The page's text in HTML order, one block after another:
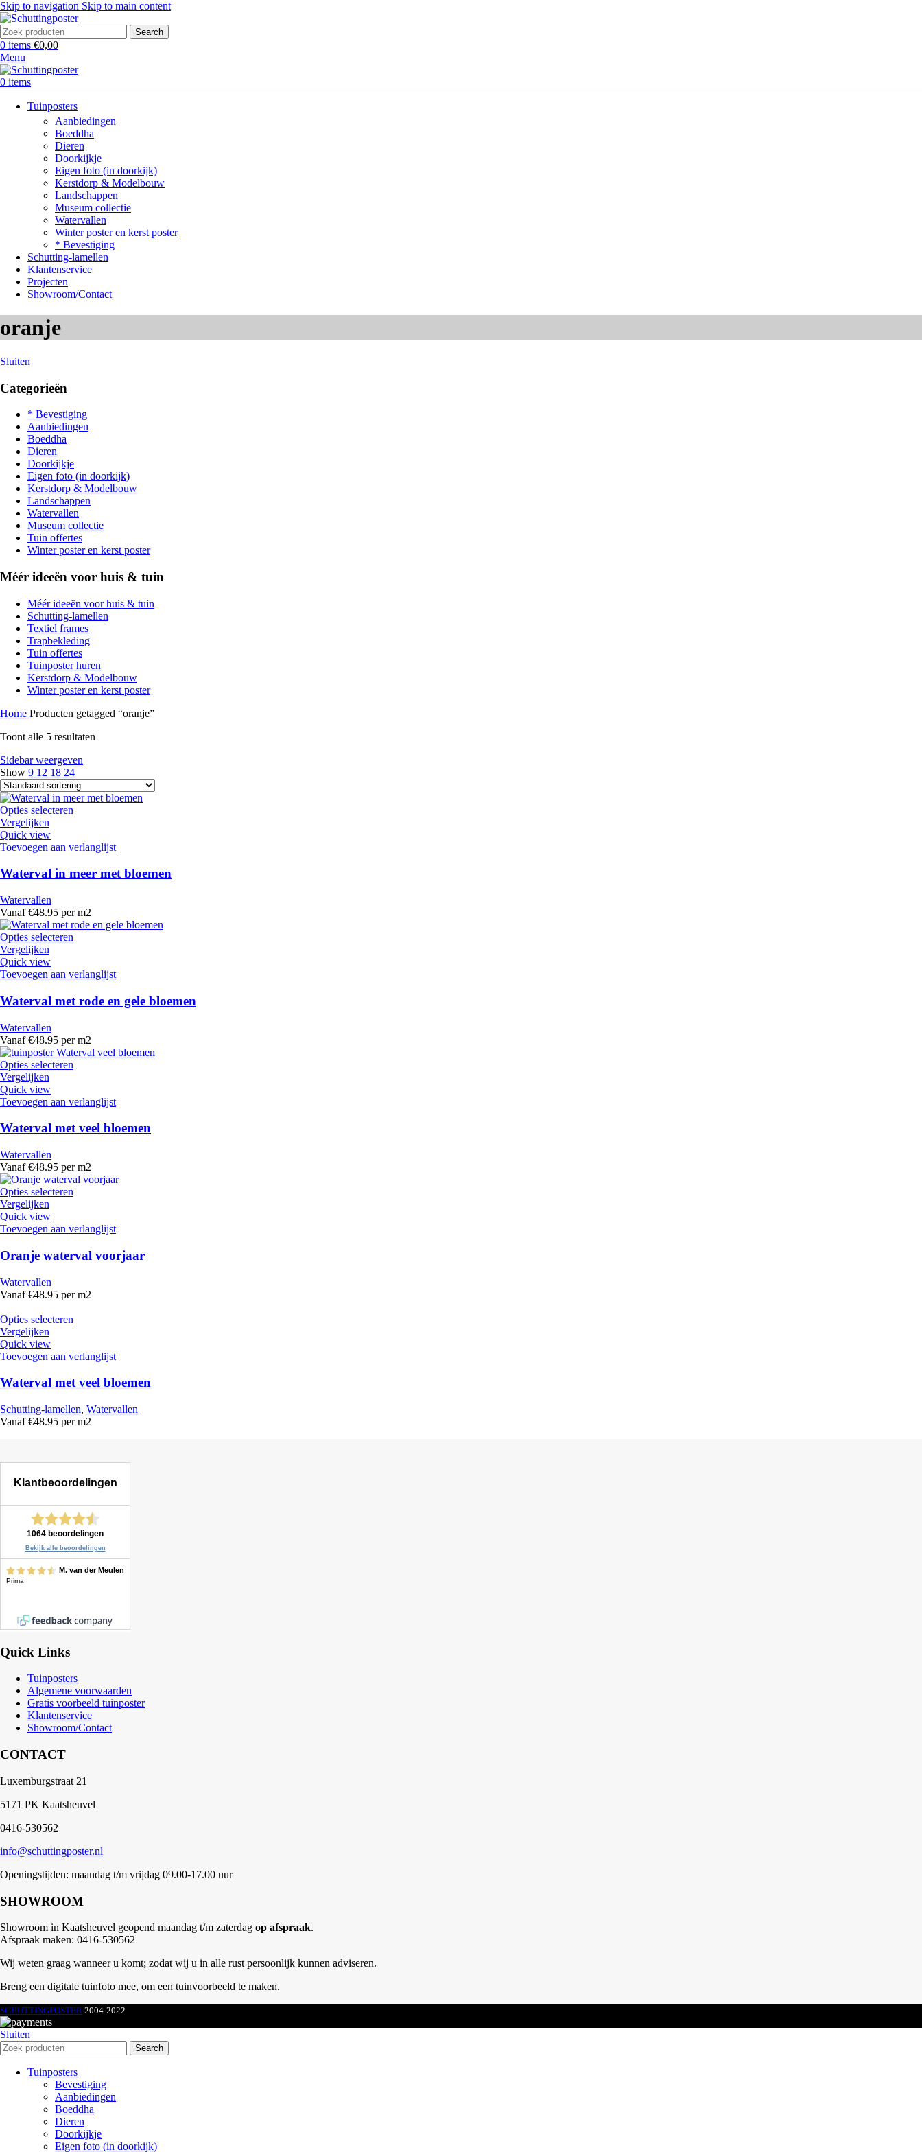
Skip to navigation Skip to main content
Search
0 items €0,00
Menu
0 items
Tuinposters
Aanbiedingen
Boeddha
Dieren
Doorkijkje
Eigen foto (in doorkijk)
Kerstdorp & Modelbouw
Landschappen
Museum collectie
Watervallen
Winter poster en kerst poster
* Bevestiging
Schutting-lamellen
Klantenservice
Projecten
Showroom/Contact
oranje
Sluiten
Categorieën
* Bevestiging
Aanbiedingen
Boeddha
Dieren
Doorkijkje
Eigen foto (in doorkijk)
Kerstdorp & Modelbouw
Landschappen
Watervallen
Museum collectie
Tuin offertes
Winter poster en kerst poster
Méér ideeën voor huis & tuin
Méér ideeën voor huis & tuin
Schutting-lamellen
Textiel frames
Trapbekleding
Tuin offertes
Tuinposter huren
Kerstdorp & Modelbouw
Winter poster en kerst poster
Home Producten getagged “oranje”
Toont alle 5 resultaten
Sidebar weergeven
Show 9 12 18 24
Opties selecteren
Vergelijken
Quick view
Toevoegen aan verlanglijst
Waterval in meer met bloemen
Watervallen
Vanaf €48.95 per m2
Opties selecteren
Vergelijken
Quick view
Toevoegen aan verlanglijst
Waterval met rode en gele bloemen
Watervallen
Vanaf €48.95 per m2
Opties selecteren
Vergelijken
Quick view
Toevoegen aan verlanglijst
Waterval met veel bloemen
Watervallen
Vanaf €48.95 per m2
Opties selecteren
Vergelijken
Quick view
Toevoegen aan verlanglijst
Oranje waterval voorjaar
Watervallen
Vanaf €48.95 per m2
Opties selecteren
Vergelijken
Quick view
Toevoegen aan verlanglijst
Waterval met veel bloemen
Schutting-lamellen, Watervallen
Vanaf €48.95 per m2
Quick Links
Tuinposters
Algemene voorwaarden
Gratis voorbeeld tuinposter
Klantenservice
Showroom/Contact
CONTACT
Luxemburgstraat 21
5171 PK Kaatsheuvel
0416-530562
info@schuttingposter.nl
Openingstijden: maandag t/m vrijdag 09.00-17.00 uur
SHOWROOM
Showroom in Kaatsheuvel geopend maandag t/m zaterdag op afspraak.
Afspraak maken: 0416-530562
Wij weten graag wanneer u komt; zodat wij u in alle rust persoonlijk kunnen adviseren.
Breng een digitale tuinfoto mee, om een tuinvoorbeeld te maken.
SCHUTTINGPOSTER 2004-2022
Sluiten
Search
Tuinposters
Bevestiging
Aanbiedingen
Boeddha
Dieren
Doorkijkje
Eigen foto (in doorkijk)